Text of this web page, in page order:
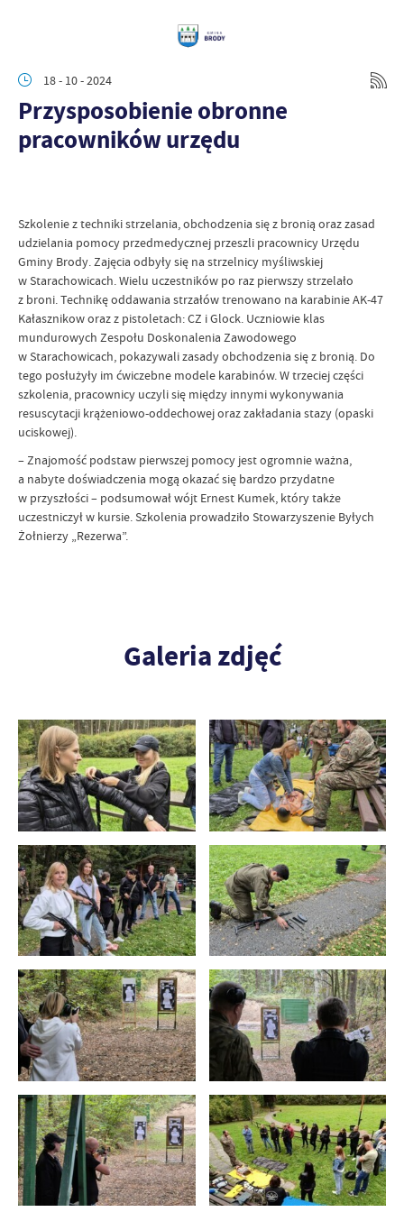
18 - 10 - 2024
Przysposobienie obronne
pracowników urzędu
Szkolenie z techniki strzelania, obchodzenia się z bronią oraz zasad
udzielania pomocy przedmedycznej przeszli pracownicy Urzędu
Gminy Brody. Zajęcia odbyły się na strzelnicy myśliwskiej
w Starachowicach. Wielu uczestników po raz pierwszy strzelało
z broni. Technikę oddawania strzałów trenowano na karabinie AK-47
Kałasznikow oraz z pistoletach: CZ i Glock. Uczniowie klas
mundurowych Zespołu Doskonalenia Zawodowego
w Starachowicach, pokazywali zasady obchodzenia się z bronią. Do
tego posłużyły im ćwiczebne modele karabinów. W trzeciej części
szkolenia, pracownicy uczyli się między innymi wykonywania
resuscytacji krążeniowo-oddechowej oraz zakładania stazy (opaski
uciskowej).
– Znajomość podstaw pierwszej pomocy jest ogromnie ważna,
a nabyte doświadczenia mogą okazać się bardzo przydatne
w przyszłości – podsumował wójt Ernest Kumek, który także
uczestniczył w kursie. Szkolenia prowadziło Stowarzyszenie Byłych
Żołnierzy „Rezerwa”.
Galeria zdjęć